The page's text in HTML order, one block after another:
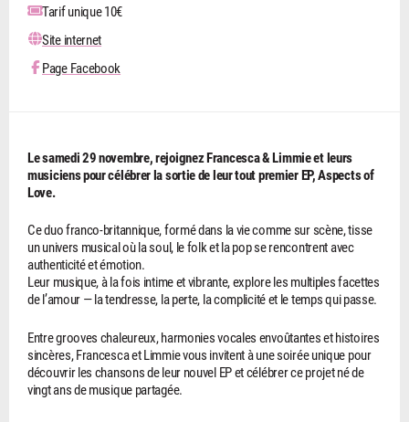
Tarif unique 10€
Site internet
Page Facebook
Le samedi 29 novembre, rejoignez Francesca & Limmie et leurs
musiciens pour célébrer la sortie de leur tout premier EP, Aspects of
Love.
Ce duo franco-britannique, formé dans la vie comme sur scène, tisse
un univers musical où la soul, le folk et la pop se rencontrent avec
authenticité et émotion.
Leur musique, à la fois intime et vibrante, explore les multiples facettes
de l’amour — la tendresse, la perte, la complicité et le temps qui passe.
Entre grooves chaleureux, harmonies vocales envoûtantes et histoires
sincères, Francesca et Limmie vous invitent à une soirée unique pour
découvrir les chansons de leur nouvel EP et célébrer ce projet né de
vingt ans de musique partagée.